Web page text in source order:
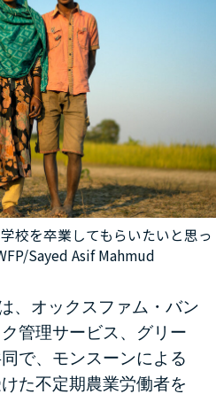
校を卒業してもらいたいと思っ
Sayed Asif Mahmud
、オックスファム・バン
管理サービス、グリー
で、モンスーンによる
た不定期農業労働者を